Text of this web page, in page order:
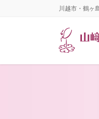
に
ョ
川越市・鶴ヶ